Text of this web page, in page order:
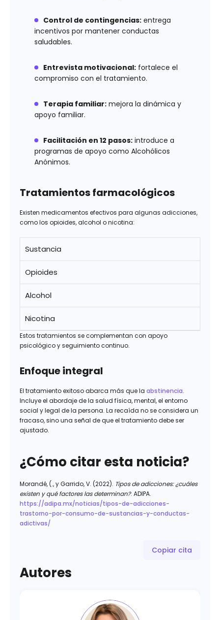
Control de contingencias: entrega
incentivos por mantener conductas
saludables.
Entrevista motivacional: fortalece el
compromiso con el tratamiento.
Terapia familiar: mejora la dinámica y
apoyo familiar.
Facilitación en 12 pasos: introduce a
programas de apoyo como Alcohólicos
Anónimos.
Tratamientos farmacológicos
Existen medicamentos efectivos para algunas adicciones,
como los opioides, alcohol o nicotina:
Sustancia
Opioides
Alcohol
Nicotina
Estos tratamientos se complementan con apoyo
psicológico y seguimiento continuo.
Enfoque integral
El tratamiento exitoso abarca más que la abstinencia.
Incluye el abordaje de la salud física, mental, el entorno
social y legal de la persona. La recaída no se considera un
fracaso, sino una señal de que el tratamiento debe ser
ajustado.
¿Cómo citar esta noticia?
Morandé, (., y Garrido, V. (2022). Tipos de adicciones: ¿cuáles
existen y qué factores las determinan?. ADIPA.
https://adipa.mx/noticias/tipos-de-adicciones-
trastorno-por-consumo-de-sustancias-y-conductas-
adictivas/
Copiar cita
Autores